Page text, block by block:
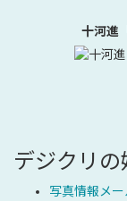
十河進
デジクリ
写真情報メー